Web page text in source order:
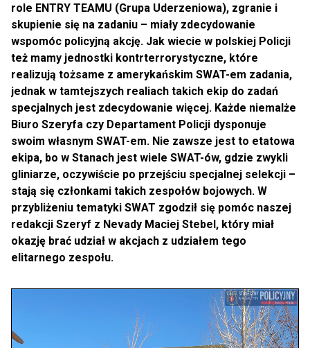
role ENTRY TEAMU (Grupa Uderzeniowa), zgranie i
skupienie się na zadaniu – miały zdecydowanie
wspomóc policyjną akcję. Jak wiecie w polskiej Policji
też mamy jednostki kontrterrorystyczne, które
realizują tożsame z amerykańskim SWAT-em zadania,
jednak w tamtejszych realiach takich ekip do zadań
specjalnych jest zdecydowanie więcej. Każde niemalże
Biuro Szeryfa czy Departament Policji dysponuje
swoim własnym SWAT-em. Nie zawsze jest to etatowa
ekipa, bo w Stanach jest wiele SWAT-ów, gdzie zwykli
gliniarze, oczywiście po przejściu specjalnej selekcji –
stają się członkami takich zespołów bojowych. W
przybliżeniu tematyki SWAT zgodził się pomóc naszej
redakcji Szeryf z Nevady Maciej Stebel, który miał
okazję brać udział w akcjach z udziałem tego
elitarnego zespołu.